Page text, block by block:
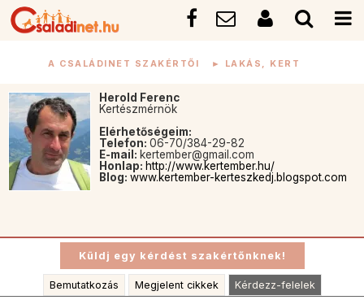
A CSALÁDINET SZAKÉRTŐI ► LAKÁS, KERT
Herold Ferenc
Kertészmérnök
Elérhetőségeim:
Telefon: 06-70/384-29-82
E-mail: kertember@gmail.com
Honlap: http://www.kertember.hu/
Blog: www.kertember-kerteszkedj.blogspot.com
Bemutatkozás Megjelent cikkek Kérdezz-felelek